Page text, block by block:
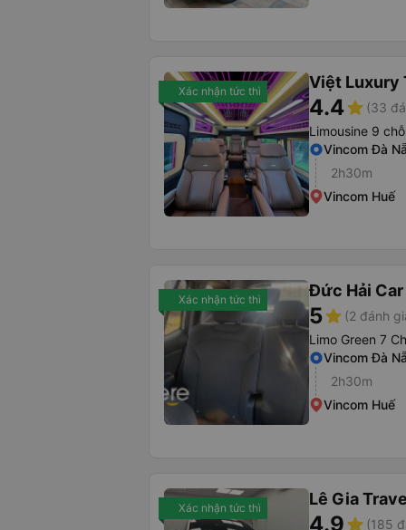
Xác nhận tức thì Việt Luxury
4.4star (33
Limousine 9 chỗ
Vincom Đà
2h30m
Vincom Huế
Xác nhận tức thì Đức Hải Car
5star (2 đánh
Limo Green 7
Vincom Đà
2h30m
Vincom Huế
Xác nhận tức thì Lê Gia
4.9star (185